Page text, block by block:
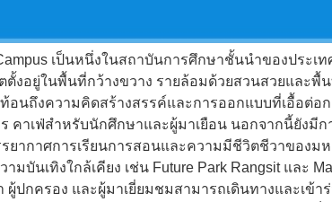
เป็นหนึ่งในสถาบันการศึกษาชั้นนำของประเ
อยู่ในพื้นที่กว้างขวาง รายล้อมด้วยสวนสวยและพื้
ถึงความคิดสร้างสรรค์และการออกแบบที่เอื้อต่อก
าเฟ่สำหรับนักศึกษาและผู้มาเยือน นอกจากนี้ยังมี
ากาศการเรียนการสอนและความมีชีวิตชีวาของม
บันเทิงใกล้เคียง เช่น Future Park Rangsit และ
กครอง และผู้มาเยี่ยมชมสามารถเดินทางและเข้า